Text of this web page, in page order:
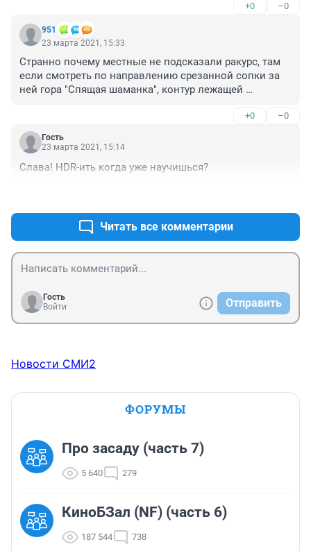
+0 –0
951
23 марта 2021, 15:33
Странно почему местные не подсказали ракурс, там
если смотреть по направлению срезанной сопки за
ней гора "Спящая шаманка", контур лежащей
+0 –0
Гость
23 марта 2021, 15:14
Слава! HDR-ить когда уже научишься?
Читать все комментарии
Гость
Войти
Отправить
Новости СМИ2
ФОРУМЫ
Про засаду (часть 7)
5 640 279
КиноБЗал (NF) (часть 6)
187 544 738